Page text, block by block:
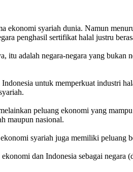
ekonomi syariah dunia. Namun
penghasil sertifikat halal justru
itu adalah negara-negara yang
untuk memperkuat industri
peluang ekonomi yang
maupun nasional.
syariah juga memiliki peluang
dan Indonesia sebagai